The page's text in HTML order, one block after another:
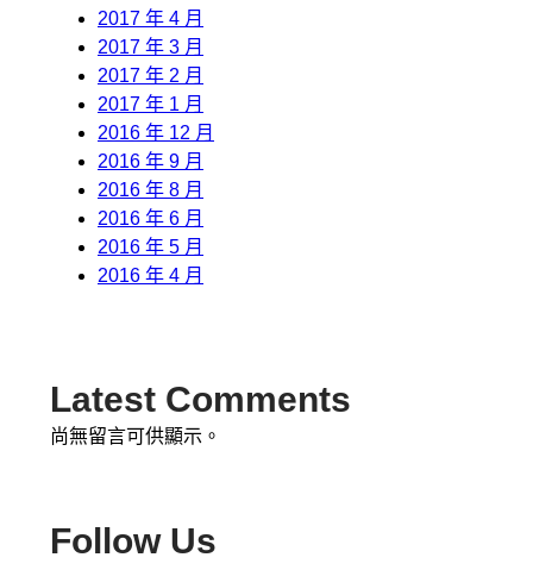
2017 年 4 月
2017 年 3 月
2017 年 2 月
2017 年 1 月
2016 年 12 月
2016 年 9 月
2016 年 8 月
2016 年 6 月
2016 年 5 月
2016 年 4 月
Latest Comments
尚無留言可供顯示。
Follow Us